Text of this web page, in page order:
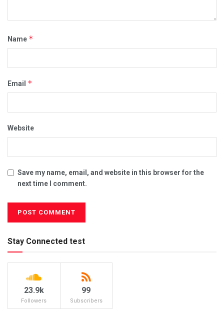
Name *
Email *
Website
Save my name, email, and website in this browser for the
next time I comment.
Stay Connected test
23.9k
Followers
99
Subscribers